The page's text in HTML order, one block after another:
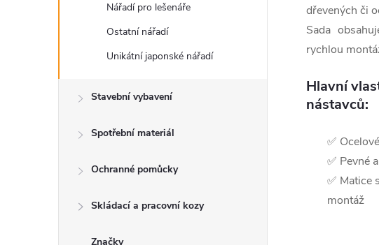
Nářadí pro lešenáře
Ostatní nářadí
Unikátní japonské nářadí
Stavební vybavení
Spotřební materiál
Ochranné pomůcky
Skládací a pracovní kozy
Značky
dřevených či
Sada
rychlou
Hlavní
nástavců:
✅
✅ Pevné
✅ Matice
montáž